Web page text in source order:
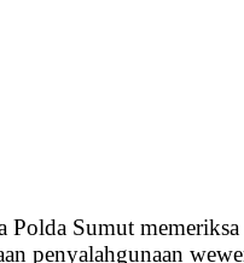
Sumut
penyalahgunaan